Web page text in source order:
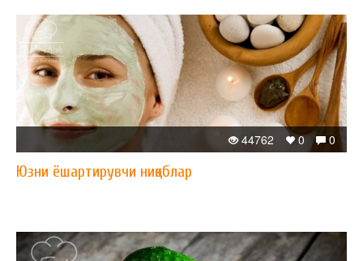
0
0
44762
Юзни ёшартирувчи ниқоблар